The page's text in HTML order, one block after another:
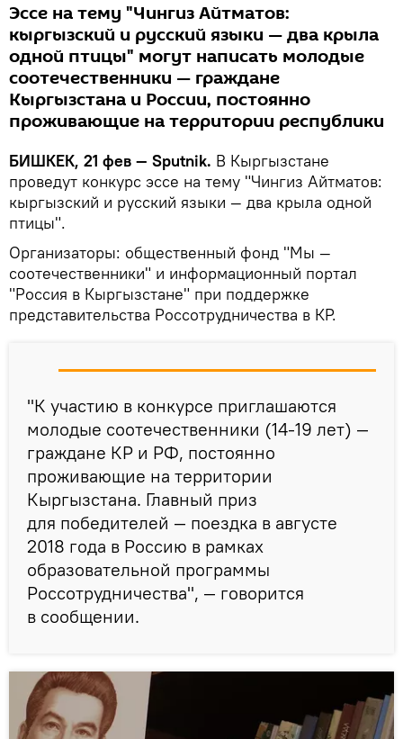
Эссе на тему "Чингиз Айтматов:
кыргызский и русский языки — два крыла
одной птицы" могут написать молодые
соотечественники — граждане
Кыргызстана и России, постоянно
проживающие на территории республики
БИШКЕК, 21 фев — Sputnik. В Кыргызстане
проведут конкурс эссе на тему "Чингиз Айтматов:
кыргызский и русский языки — два крыла одной
птицы".
Организаторы: общественный фонд "Мы —
соотечественники" и информационный портал
"Россия в Кыргызстане" при поддержке
представительства Россотрудничества в КР.
"К участию в конкурсе приглашаются
молодые соотечественники (14-19 лет) —
граждане КР и РФ, постоянно
проживающие на территории
Кыргызстана. Главный приз
для победителей — поездка в августе
2018 года в Россию в рамках
образовательной программы
Россотрудничества", — говорится
в сообщении.